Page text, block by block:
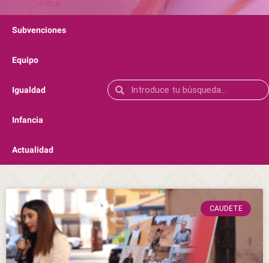
Subvenciones
Equipo
Igualdad
Infancia
Actualidad
CAUDETE